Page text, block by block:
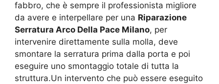
fabbro, che è sempre il professionista migliore
da avere e interpellare per una Riparazione
Serratura Arco Della Pace Milano, per
intervenire direttamente sulla molla, deve
smontare la serratura prima dalla porta e poi
eseguire uno smontaggio totale di tutta la
struttura.Un intervento che può essere eseguito